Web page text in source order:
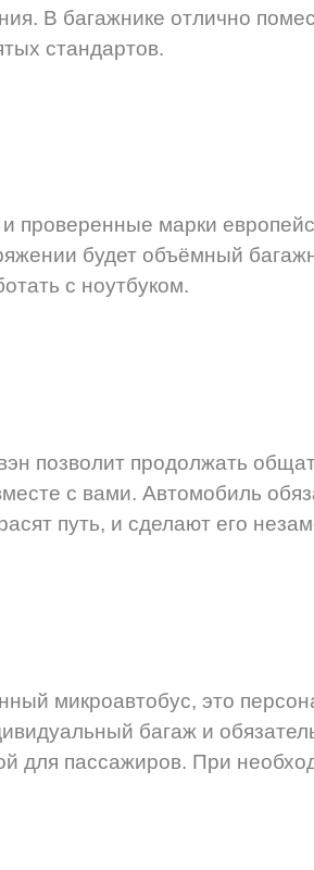
В багажнике отлично
стандартов.
марки
будет объёмный
с ноутбуком.
позволит продолжать
с вами. Автомобиль
путь, и сделают его
микроавтобус, это
багаж и
для пассажиров. При